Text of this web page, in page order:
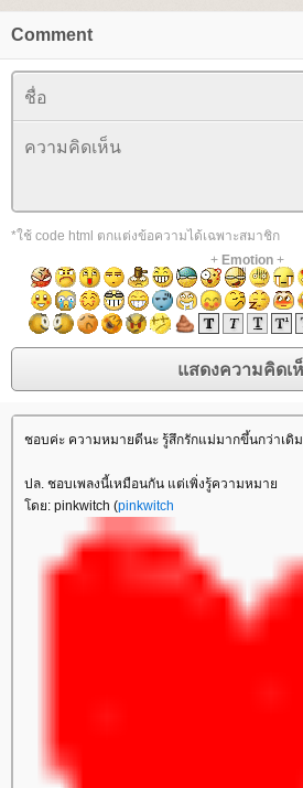
Comment
*ใช้ code html ตกแต่งข้อความได้เฉพาะสมาชิก
+ Emotion+
ชอบค่ะ ความหมายดีนะ รู้สึกรักแม่มากขึ้นกว่าเดิม
ปล. ชอบเพลงนี้เหมือนกัน แต่เพิ่งรู้ความหมา
ดย: pinkwitch (pinkwitch